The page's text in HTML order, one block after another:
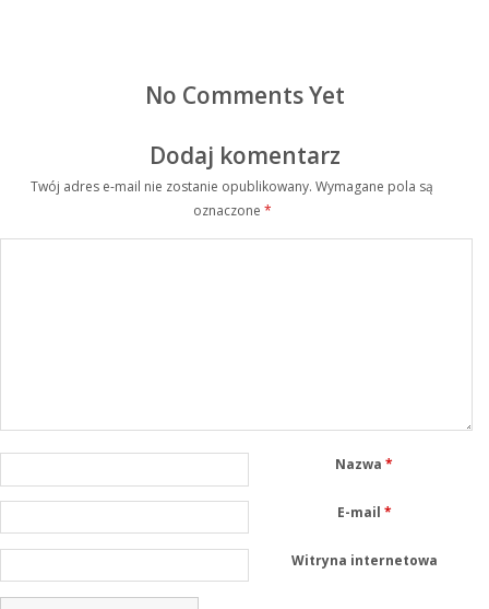
No Comments Yet
Dodaj komentarz
Twój adres e-mail nie zostanie opublikowany. Wymagane pola są
oznaczone *
Nazwa*
E-mail *
Witryna internetowa